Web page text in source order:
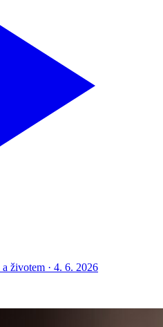
životem · 4. 6. 2026